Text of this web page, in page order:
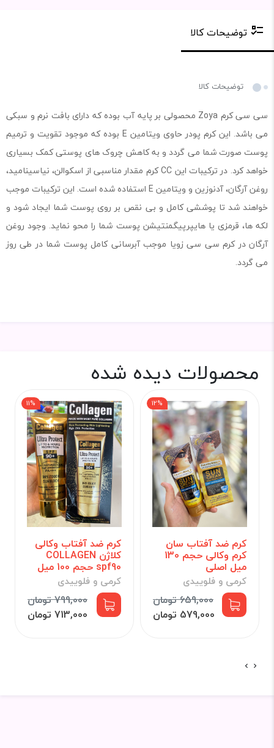
توضیحات کالا
توضیحات کالا
سی سی کرم Zoya محصولی بر پایه آب بوده که دارای بافت نرم و سبکی
می باشد. این کرم پودر حاوی ویتامین E بوده که موجود تقویت و ترمیم
پوست صورت شما می گردد و به کاهش چروک های پوستی کمک بسیاری
خواهد کرد. در ترکیبات این CC کرم مقدار مناسبی از اسکوالن، نیاسینامید،
روغن آرگان، آدنوزین و ویتامین E استفاده شده است. این ترکیبات موجب
خواهند شد تا پوششی کامل و بی نقص بر روی پوست شما ایجاد شود و
لکه ها، قرمزی یا هایپرپیگمنتیشن پوست شما را محو نماید. وجود روغن
آرگان در کرم سی سی زویا موجب آبرسانی کامل پوست شما در طی روز
می گردد.
محصولات دیده شده
کرم ضد آفتاب سان
کرم وکالی حجم 130
میل اصلی
کرمی و فلوییدی
659,000 تومان
12%
579,000 تومان
کرم ضد آفتاب وکالی
کلاژن COLLAGEN
spf90 حجم 100 میل
کرمی و فلوییدی
799,000 تومان
11%
713,000 تومان